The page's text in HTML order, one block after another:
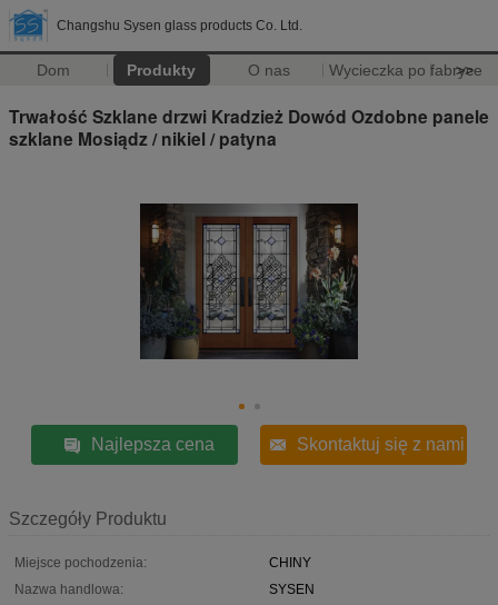
Changshu Sysen glass products Co. Ltd.
Dom Produkty O nas Wycieczka po fabryce
>>
Trwałość Szklane drzwi Kradzież Dowód Ozdobne panele
szklane Mosiądz / nikiel / patyna
Najlepsza cena Skontaktuj się z nami
Szczegóły Produktu
Miejsce pochodzenia:
CHINY
Nazwa handlowa:
SYSEN